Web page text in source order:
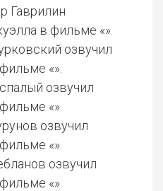
Гаврилин
в фильме «».
озвучил
«».
озвучил
«».
озвучил
«».
озвучил
«».